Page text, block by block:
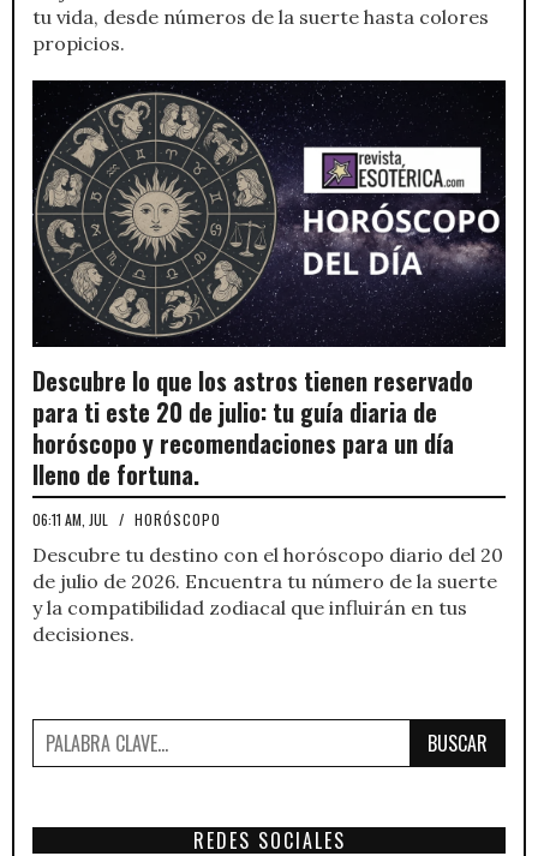
tu vida, desde números de la suerte hasta colores
propicios.
Descubre lo que los astros tienen reservado
para ti este 20 de julio: tu guía diaria de
horóscopo y recomendaciones para un día
lleno de fortuna.
06:11 AM, JUL / HORÓSCOPO
Descubre tu destino con el horóscopo diario del 20
de julio de 2026. Encuentra tu número de la suerte
y la compatibilidad zodiacal que influirán en tus
decisiones.
BUSCAR
REDES SOCIALES